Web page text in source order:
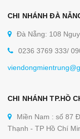
CHI NHÁNH ĐÀ
Đà Nẵng: 108
0236 3769 333/
CHI NHÁNH TP.HỒ
Miền Nam : số 87
Thạnh - TP Hồ Chí